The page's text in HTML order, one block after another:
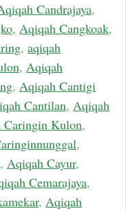
Candrajaya,
, Aqiqah Cangkoak,
, aqiqah
, Aqiqah
, Aqiqah Cantigi
Cantilan, Aqiqah
Caringin Kulon,
,
, Aqiqah Cayur,
Cemarajaya,
, Aqiqah